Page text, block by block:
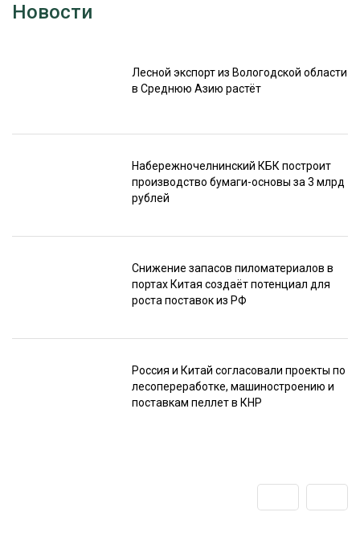
Новости
Лесной экспорт из Вологодской области
в Среднюю Азию растёт
Набережночелнинский КБК построит
производство бумаги-основы за 3 млрд
рублей
Снижение запасов пиломатериалов в
портах Китая создаёт потенциал для
роста поставок из РФ
Россия и Китай согласовали проекты по
лесопереработке, машиностроению и
поставкам пеллет в КНР